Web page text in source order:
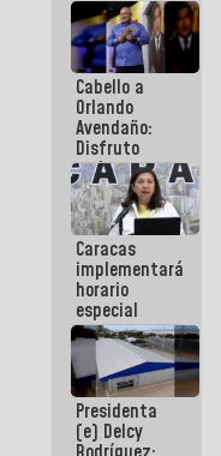
Cabello a
Orlando
Avendaño:
Disfruto
cada vez
que escribes
porque lo
que haces
es
embarrarla
Caracas
implementará
horario
especial
para
adaptarse
al plan de
ahorro
energético
Presidenta
(e) Delcy